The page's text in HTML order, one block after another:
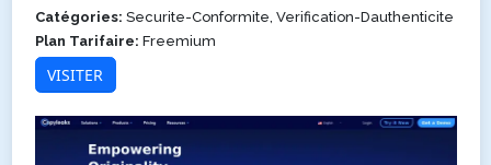
Catégories: Securite-Conformite, Verification-Dauthenticite
Plan Tarifaire: Freemium
VISITER